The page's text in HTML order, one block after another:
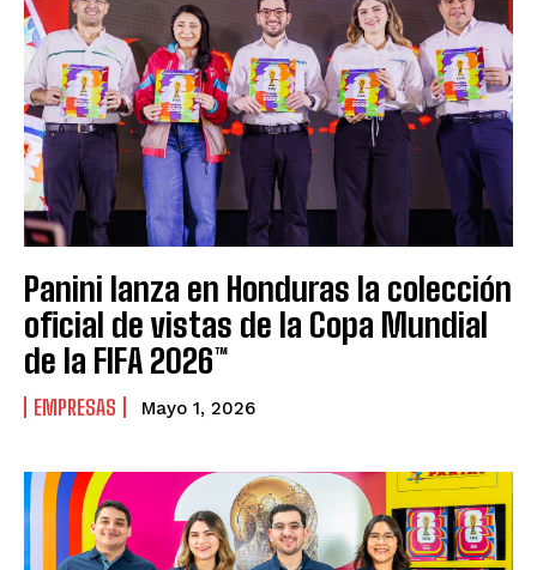
Panini lanza en Honduras la colección
oficial de vistas de la Copa Mundial
de la FIFA 2026™
EMPRESAS Mayo 1, 2026